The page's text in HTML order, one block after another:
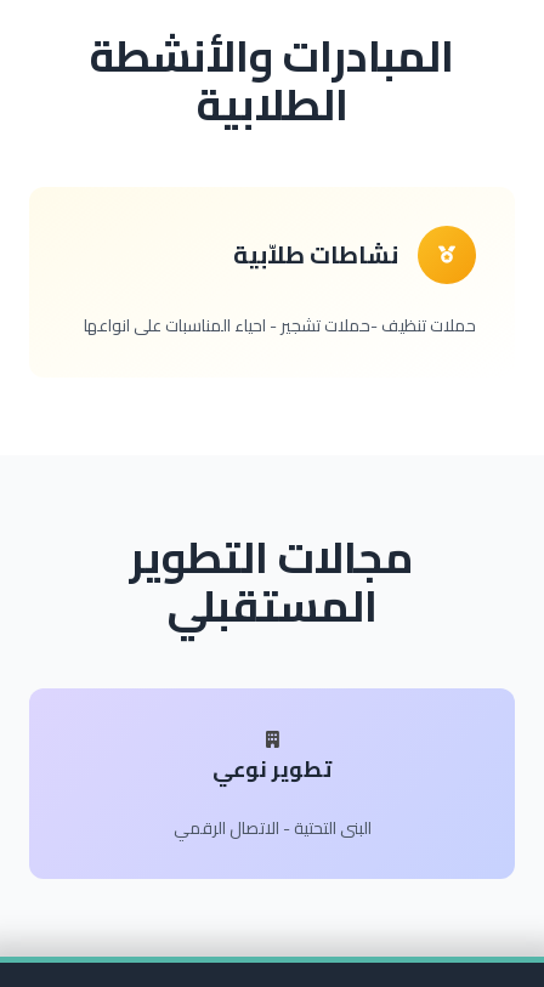
المبادرات والأنشطة
الطلابية
نشاطات طلاّبية
حملات تنظيف -حملات تشجير - احياء المناسبات على انواعها
مجالات التطوير
المستقبلي
تطوير نوعي
البنى التحتية - الاتصال الرقمي